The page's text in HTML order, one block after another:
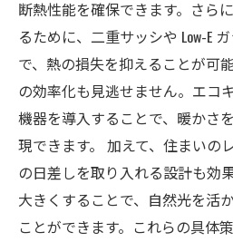
断熱性能を確保できます。さら
るために、二重サッシや Low-E
で、熱の損失を抑えることが可
の効率化も見逃せません。エコ
機器を導入することで、暖かさ
現できます。 加えて、住まいの
の日差しを取り入れる設計も効
大きくすることで、自然光を活
ことができます。これらの具体